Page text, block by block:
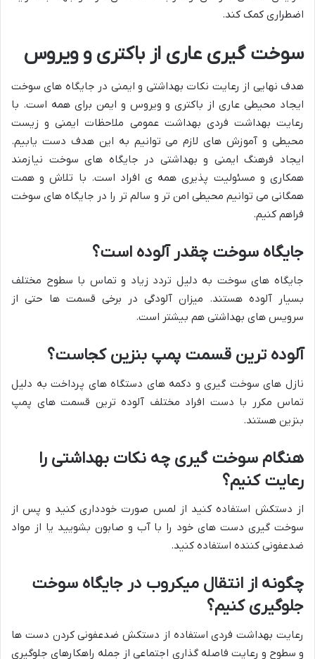
اضطراری کمک کند.
سوخت گیری عاری از باکتری و ویروس
هدف نهایی از رعایت نکات بهداشتی و ایمنی در جایگاه های سوخت
ایجاد محیطی عاری از باکتری و ویروس و ایمن برای همه است. با
رعایت بهداشت فردی بهداشت عمومی ملاحظات ایمنی و زیست
محیطی و آموزش های لازم می توانیم به این هدف دست یابیم.
ایجاد فرهنگ ایمنی و بهداشتی در جایگاه های سوخت نیازمند
همکاری و مسئولیت پذیری همه ی افراد است. با تلاش و همت
همگانی می توانیم محیطی امن تر و سالم تر را در جایگاه های سوخت
فراهم کنیم.
جایگاه سوخت چقدر آلوده است؟
جایگاه های سوخت به دلیل تردد زیاد و تماس با سطوح مختلف
بسیار آلوده هستند. میزان آلودگی در برخی قسمت ها حتی از
سرویس های بهداشتی هم بیشتر است.
آلوده ترین قسمت پمپ بنزین کجاست؟
نازل های سوخت گیری و دکمه های دستگاه های پرداخت به دلیل
تماس مکرر با دست افراد مختلف آلوده ترین قسمت های پمپ
بنزین هستند.
هنگام سوخت گیری چه نکات بهداشتی را
رعایت کنیم؟
از دستکش استفاده کنید از لمس صورت خودداری کنید و پس از
سوخت گیری دست های خود را با آب و صابون بشویید یا از مواد
ضدعفونی کننده استفاده کنید.
چگونه از انتقال میکروب در جایگاه سوخت
جلوگیری کنیم؟
رعایت بهداشت فردی استفاده از دستکش ضدعفونی کردن دست ها
و سطوح و رعایت فاصله گذاری اجتماعی از جمله راهکارهای جلوگیری